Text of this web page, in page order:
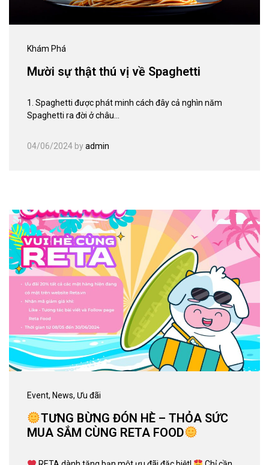
Khám Phá
Mười sự thật thú vị về Spaghetti
1. Spaghetti được phát minh cách đây cả nghìn năm
Spaghetti ra đời ở châu…
04/06/2024 byadmin
Event, News, Ưu đãi
TƯNG BỪNG ĐÓN HÈ – THỎA SỨC
MUA SẮM CÙNG RETA FOOD